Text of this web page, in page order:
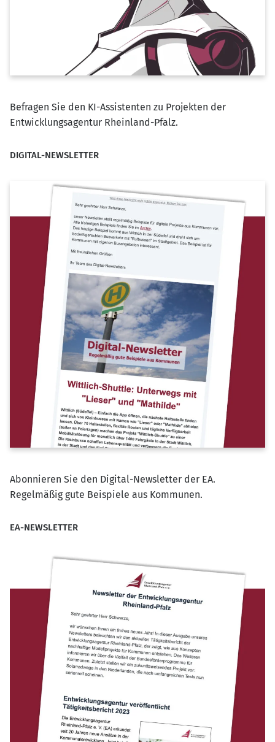
Befragen Sie den KI-Assistenten zu Projekten der
Entwicklungsagentur Rheinland-Pfalz.
DIGITAL-NEWSLETTER
Abonnieren Sie den Digital-Newsletter der EA.
Regelmäßig gute Beispiele aus Kommunen.
EA-NEWSLETTER